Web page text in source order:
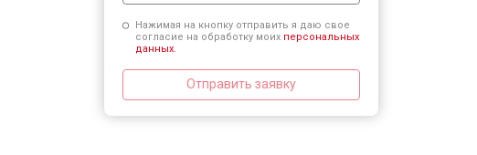
Нажимая на кнопку отправить я даю свое
согласие на обработку моих персональных
данных.
Отправить заявку